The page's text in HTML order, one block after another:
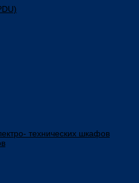
технических шкафов